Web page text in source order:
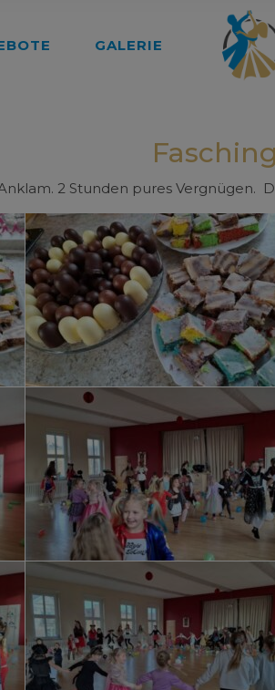
GALERIE
2 Stunden pures Vergnügen.